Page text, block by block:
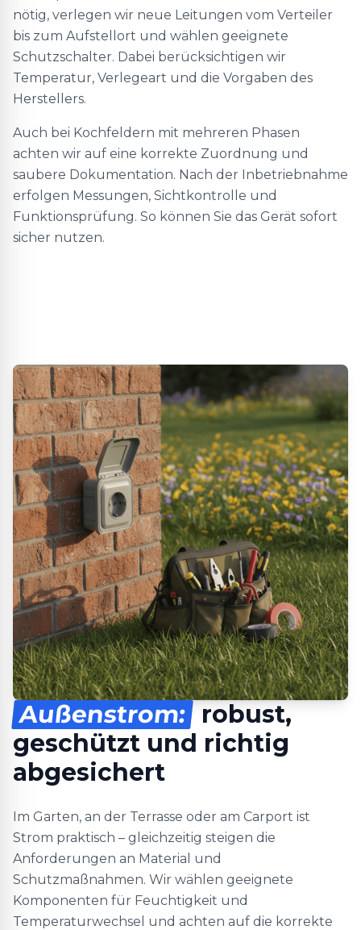
nötig, verlegen wir neue Leitungen vom Verteiler
bis zum Aufstellort und wählen geeignete
Schutzschalter. Dabei berücksichtigen wir
Temperatur, Verlegeart und die Vorgaben des
Herstellers.
Auch bei Kochfeldern mit mehreren Phasen
achten wir auf eine korrekte Zuordnung und
saubere Dokumentation. Nach der Inbetriebnahme
erfolgen Messungen, Sichtkontrolle und
Funktionsprüfung. So können Sie das Gerät sofort
sicher nutzen.
Außenstrom: robust,
geschützt und richtig
abgesichert
Im Garten, an der Terrasse oder am Carport ist
Strom praktisch – gleichzeitig steigen die
Anforderungen an Material und
Schutzmaßnahmen. Wir wählen geeignete
Komponenten für Feuchtigkeit und
Temperaturwechsel und achten auf die korrekte